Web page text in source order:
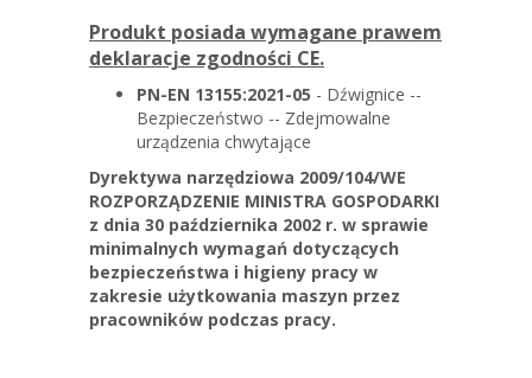
Produkt posiada wymagane prawem
deklaracje zgodności CE.
PN-EN 13155:2021-05 - Dźwignice --
Bezpieczeństwo -- Zdejmowalne
urządzenia chwytające
Dyrektywa narzędziowa 2009/104/WE
ROZPORZĄDZENIE MINISTRA GOSPODARKI
z dnia 30 października 2002 r. w sprawie
minimalnych wymagań dotyczących
bezpieczeństwa i higieny pracy w
zakresie użytkowania maszyn przez
pracowników podczas pracy.